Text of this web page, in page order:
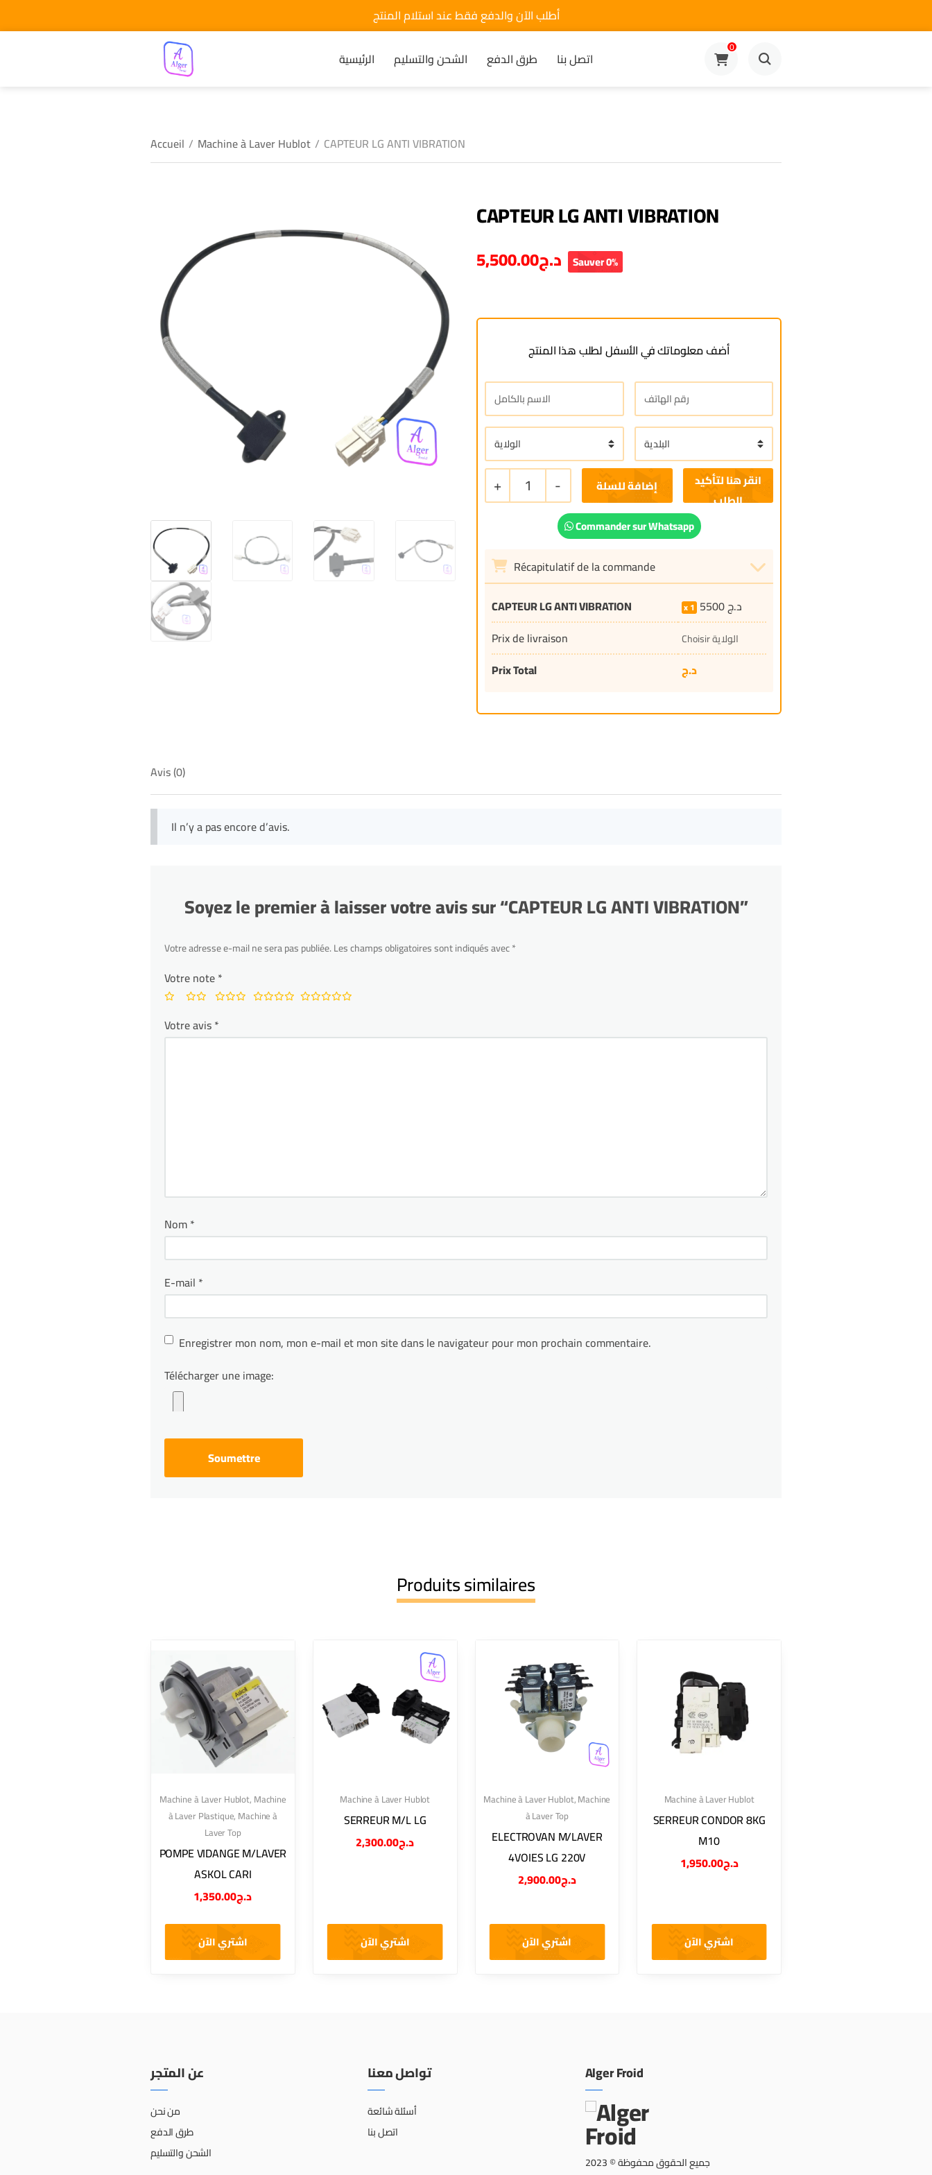
أطلب الآن والدفع فقط عند استلام المنتج
الرئيسية الشحن والتسليم طرق الدفع اتصل بنا
0
Accueil / Machine à Laver Hublot / CAPTEUR LG ANTI VIBRATION
CAPTEUR LG ANTI VIBRATION
د.ج5,500.00 Sauver 0%
أضف معلوماتك في الأسفل لطلب هذا المنتج
+ 1 - إضافة للسلة
Commander sur Whatsapp
Récapitulatif de la commande
CAPTEUR LG ANTI VIBRATION
1 5500د.ج
Prix de livraison
Choisir الولاية
Prix Total د.ج
Avis (0)
Il n’y a pas encore d’avis.
Soyez le premier à laisser votre avis sur “CAPTEUR LG ANTI VIBRATION”
Votre adresse e-mail ne sera pas publiée.Les champs obligatoires sont indiqués avec*
Votre note*
Votre avis*
Nom*
E-mail *
Enregistrer mon nom, mon e-mail et mon site dans le navigateur pour mon prochain commentaire.
Télécharger une image:
Produits similaires
Machine à Laver Hublot, Machine
à Laver Plastique, Machine à
Laver Top
POMPE VIDANGE M/LAVER
ASKOL CARI
د.ج1,350.00
اشتري الآن
Machine à Laver Hublot
SERREUR M/L LG
د.ج2,300.00
اشتري الآن
Machine à Laver Hublot,Machine
à Laver Top
ELECTROVAN M/LAVER
4VOIES LG 220V
د.ج2,900.00
اشتري الآن
Machine à Laver Hublot
SERREUR CONDOR 8KG
M10
د.ج1,950.00
اشتري الآن
عن المتجر
من نحن
طرق الدفع
الشحن والتسليم
تواصل معنا
أسئلة شائعة
اتصل بنا
Alger Froid
جميع الحقوق محفوظة © 2023